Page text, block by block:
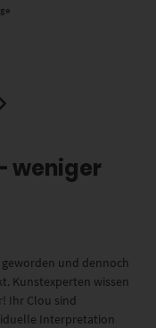
weniger
und dennoch
Kunstexperten wissen
Ihr Clou sind
Interpretation